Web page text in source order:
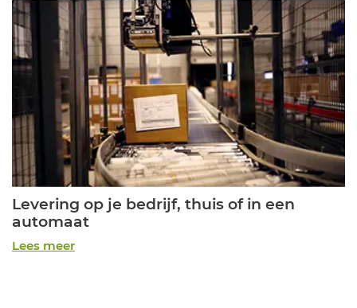
Levering op je bedrijf, thuis of in een
automaat
Lees meer